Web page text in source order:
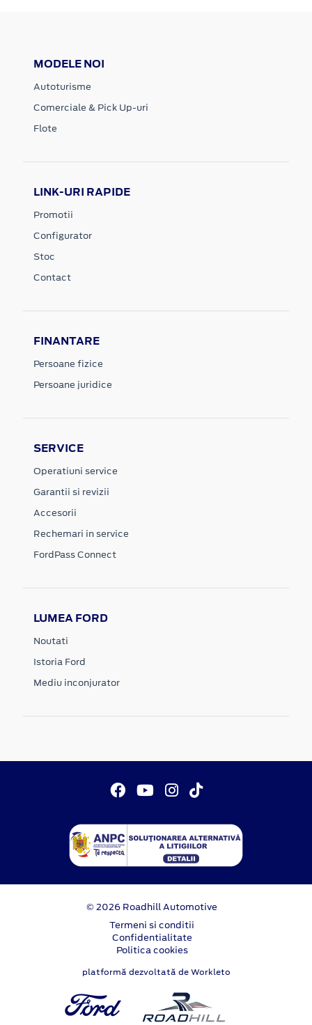
MODELE NOI
Autoturisme
Comerciale & Pick Up-uri
Flote
LINK-URI RAPIDE
Promotii
Configurator
Stoc
Contact
FINANTARE
Persoane fizice
Persoane juridice
SERVICE
Operatiuni service
Garantii si revizii
Accesorii
Rechemari in service
FordPass Connect
LUMEA FORD
Noutati
Istoria Ford
Mediu inconjurator
© 2026 Roadhill Automotive
Termeni si conditii
Confidentialitate
Politica cookies
platformă dezvoltată de Workleto